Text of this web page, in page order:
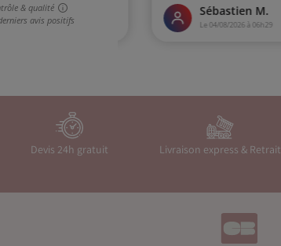
Devis 24h gratuit Livraison express & Retrait